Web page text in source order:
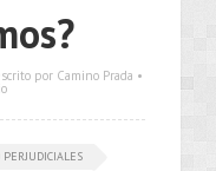
por Camino Prada •
PERJUDICIALES